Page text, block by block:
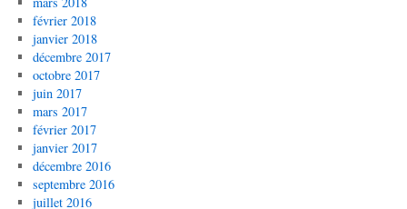
février 2018
janvier 2018
décembre 2017
octobre 2017
juin 2017
mars 2017
février 2017
janvier 2017
décembre 2016
septembre 2016
juillet 2016